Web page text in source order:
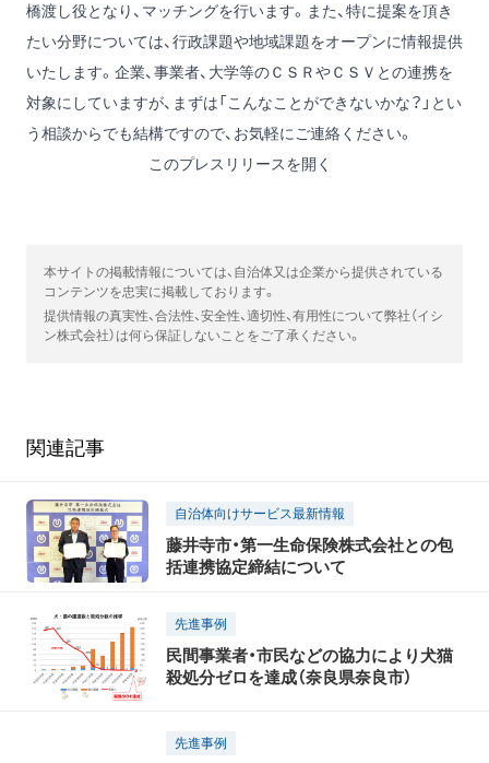
橋渡し役となり、マッチングを行います。また、特に提案を頂き
たい分野については、行政課題や地域課題をオープンに情報提供
いたします。企業、事業者、大学等のＣＳＲやＣＳＶとの連携を
対象にしていますが、まずは「こんなことができないかな？」とい
う相談からでも結構ですので、お気軽にご連絡ください。
このプレスリリースを開く
本サイトの掲載情報については、自治体又は企業から提供されている
コンテンツを忠実に掲載しております。
提供情報の真実性、合法性、安全性、適切性、有用性について弊社（イシ
ン株式会社）は何ら保証しないことをご了承ください。
関連記事
自治体向けサービス最新情報
藤井寺市・第一生命保険株式会社との包
括連携協定締結について
先進事例
民間事業者・市民などの協力により犬猫
殺処分ゼロを達成（奈良県奈良市）
先進事例